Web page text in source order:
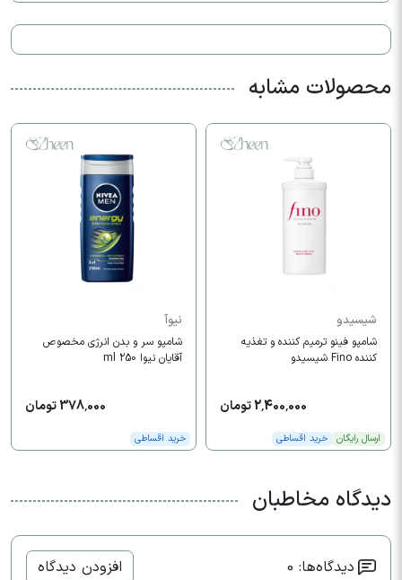
محصولات مشابه
شیسیدو
شامپو فینو ترمیم کننده و تغذیه
کننده Fino شیسیدو
2,400,000 تومان
ارسال رایگان خرید اقساطی
نیوآ
شامپو سر و بدن انرژی مخصوص
آقایان نیوا 250 ml
378,000 تومان
خرید اقساطی
دیدگاه مخاطبان
دیدگاه‌ها: 0 افزودن دیدگاه